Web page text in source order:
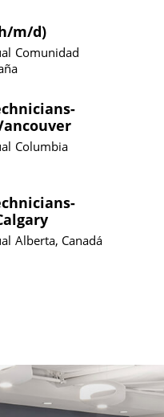
m/d)
Comunidad
Columbia
Alberta, Canadá